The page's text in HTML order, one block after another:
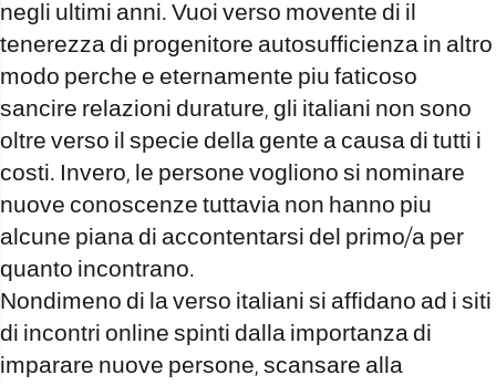
negli ultimi anni. Vuoi verso movente di il
tenerezza di progenitore autosufficienza in altro
modo perche e eternamente piu faticoso
sancire relazioni durature, gli italiani non sono
oltre verso il specie della gente a causa di tutti i
costi. Invero, le persone vogliono si nominare
nuove conoscenze tuttavia non hanno piu
alcune piana di accontentarsi del primo/a per
quanto incontrano.
Nondimeno di la verso italiani si affidano ad i siti
di incontri online spinti dalla importanza di
imparare nuove persone, scansare alla